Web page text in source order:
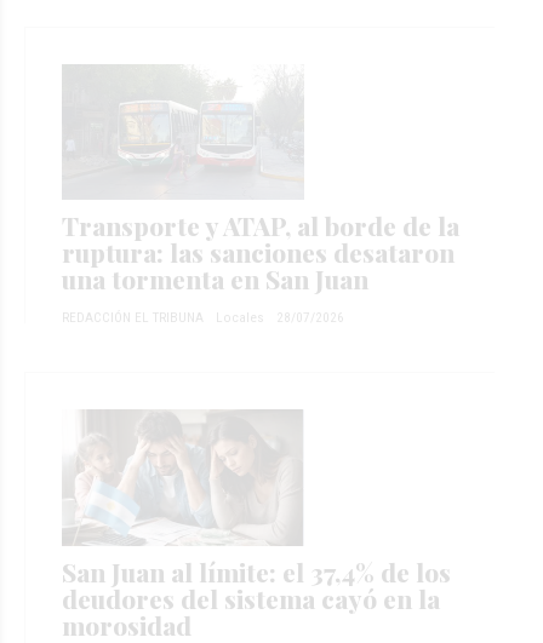
Transporte y ATAP, al borde de la
ruptura: las sanciones desataron
una tormenta en San Juan
REDACCIÓN EL TRIBUNA Locales 28/07/2026
San Juan al límite: el 37,4% de los
deudores del sistema cayó en la
morosidad